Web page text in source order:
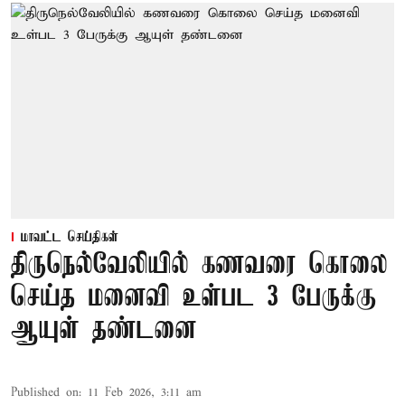
மாவட்ட செய்திகள்
திருநெல்வேலியில் கணவரை கொலை
செய்த மனைவி உள்பட 3 பேருக்கு
ஆயுள் தண்டனை
Published on: 11 Feb 2026, 3:11 am